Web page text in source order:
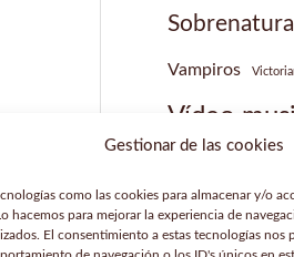
Gestionar de las cookies
como las cookies para almacenar y/o
hacemos para mejorar la experiencia de
El consentimiento a estas tecnologías nos
Sobrenatural
Vampiros
Vídeo